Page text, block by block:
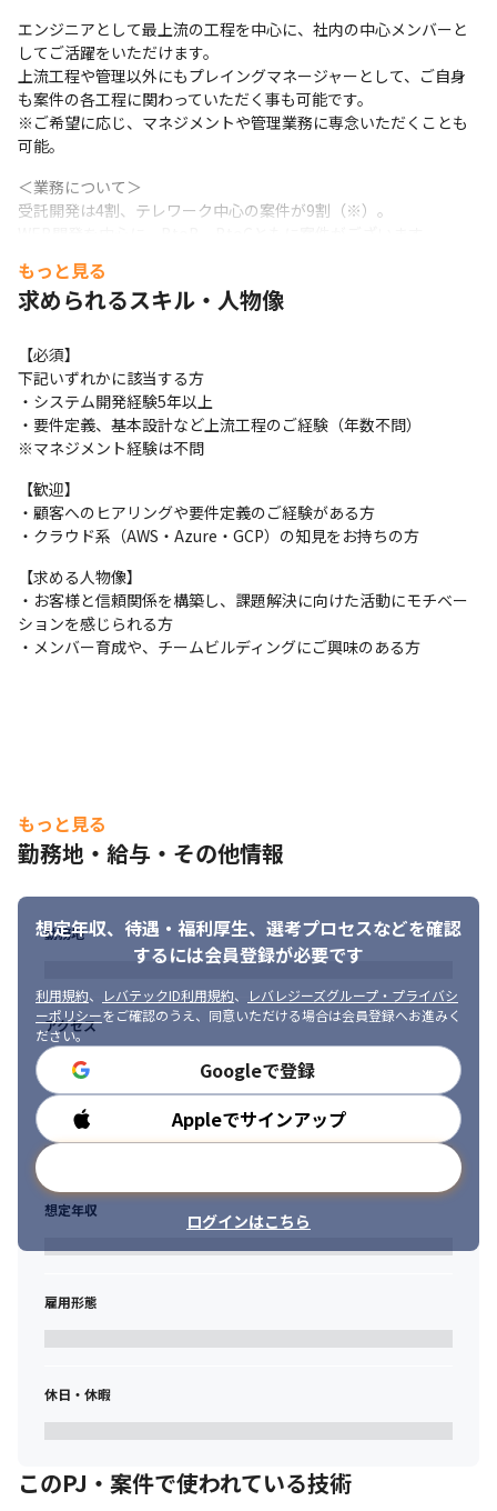
エンジニアとして最上流の工程を中心に、社内の中心メンバーと
してご活躍をいただけます。
上流工程や管理以外にもプレイングマネージャーとして、ご自身
も案件の各工程に関わっていただく事も可能です。
※ご希望に応じ、マネジメントや管理業務に専念いただくことも
可能。
＜業務について＞
受託開発は4割、テレワーク中心の案件が9割（※）。
要件定義から運用保守まで一括請負の案件も多く、様々なフェー
ズでご経験を積んで頂くことが可能です。
【直接取引が8割以上（※）】
当社で担当している仕事は、プライム案件などを中心に8割以上が
1次請け、直接取引で構成されています（※）。お取引企業様は、
リクルートグループ、LINE、オリックスグループやNTTグループ
など大手企業様も多数。当社技術とエンジニアの人柄を評価いた
だき、ほとんどのお客様がリピートにつながっています。
【エンジニアがもっと自分らしく働ける環境を目指して】
当社は社長を含め、社員構成の9割以上がエンジニアです（※）。
創業者の前社長が「エンジニアがもっと働きやすい会社を作りた
い」という想いを込めて創業したため、今でのその風土が根づい
ています。そのため、エンジニアの働き方を考慮して下記環境を
用意しています。
・フレックスタイム制
・医療機関向け業務システムの刷新
・大手車販売サイトのWebシステム開発
もっと見る
求められるスキル・人物像
【必須】
下記いずれかに該当する方
・システム開発経験5年以上
・要件定義、基本設計など上流工程のご経験（年数不問）
※マネジメント経験は不問
【歓迎】
・顧客へのヒアリングや要件定義のご経験がある方
・クラウド系（AWS・Azure・GCP）の知見をお持ちの方
【求める人物像】
・お客様と信頼関係を構築し、課題解決に向けた活動にモチベー
ションを感じられる方
・メンバー育成や、チームビルディングにご興味のある方
もっと見る
勤務地・給与・その他情報
想定年収、待遇・福利厚生、 選考プロセスなどを確認
するには会員登録が必要です
利用規約、 レバテックID利用規約、
レバレジーズグループ・プライバシ
ーポリシーをご確認のうえ、同意いただける場合は会員登録へお進みく
ださい。
Googleで登録
Appleでサインアップ
ログインはこちら
勤務地
アクセス
勤務時間
想定年収
雇用形態
休日・休暇
このPJ・案件で使われている技術